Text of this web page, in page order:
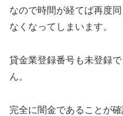
なので時間が経てば再度
なくなってしまいます。
貸金業登録番号も未登録
ん。
完全に闇金であることが確